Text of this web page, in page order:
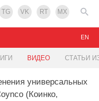
TG VK RT MX
ВИДЕО СТАТЬИ
EN
универсальных
(Коинко,